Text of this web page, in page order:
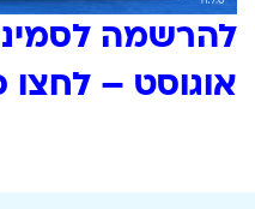
להרשמה
אוגוסט – לחצו